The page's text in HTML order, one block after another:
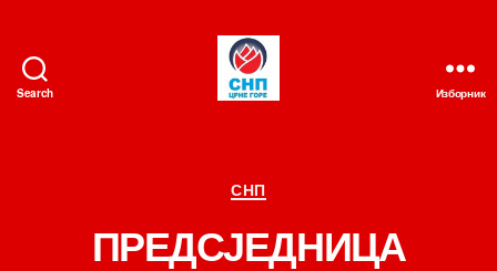
Search Изборник
Категорије
СНП
ПРЕДСЈЕДНИЦА